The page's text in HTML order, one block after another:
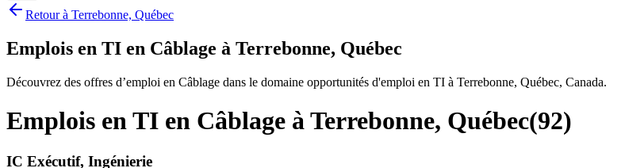
Retour à Terrebonne, Québec
Emplois en TI en Câblage à Terrebonne, Québec
Découvrez des offres d’emploi en Câblage dans le domaine opportunités d'emploi en TI à Terrebonne, Québec, Canada.
Emplois en TI en Câblage à Terrebonne, Québec(92)
IC Exécutif, Ingénierie